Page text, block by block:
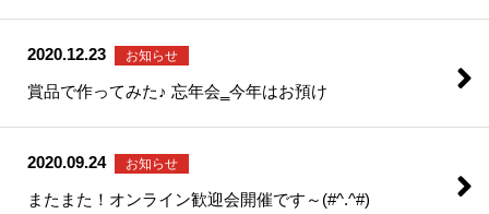
2020.12.23 お知らせ
賞品で作ってみた♪ 忘年会‗今年はお預け
2020.09.24 お知らせ
またまた！オンライン歓迎会開催です～(#^.^#)